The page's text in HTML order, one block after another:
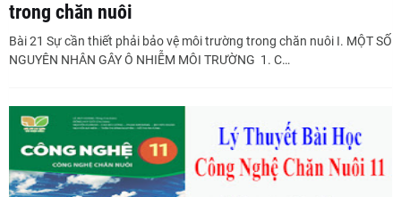
trong chăn nuôi
Bài 21 Sự cần thiết phải bảo vệ môi trường trong chăn nuôi I. MỘT SỐ
NGUYÊN NHÂN GÂY Ô NHIỄM MÔI TRƯỜNG 1. C…